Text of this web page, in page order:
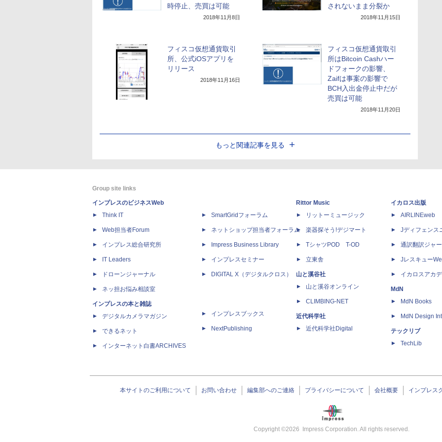
時停止、売買は可能
2018年11月8日
されないまま分裂か
2018年11月15日
フィスコ仮想通貨取引
所、公式iOSアプリを
リリース
2018年11月16日
フィスコ仮想通貨取引
所はBitcoin Cashハー
ドフォークの影響、
Zaifは事案の影響で
BCH入出金停止中だが
売買は可能
2018年11月20日
もっと関連記事を見る
Group site links
インプレスのビジネスWeb
Think IT
Web担当者Forum
インプレス総合研究所
IT Leaders
ドローンジャーナル
ネッ担お悩み相談室
インプレスの本と雑誌
デジタルカメラマガジン
できるネット
インターネット白書ARCHIVES
SmartGridフォーラム
ネットショップ担当者フォーラム
Impress Business Library
インプレスセミナー
DIGITAL X（デジタルクロス）
インプレスブックス
NextPublishing
Rittor Music
リットーミュージック
楽器探そう!デジマート
TシャツPOD T-OD
立東舎
山と溪谷社
山と溪谷オンライン
CLIMBING-NET
近代科学社
近代科学社Digital
イカロス出版
AIRLINEweb
Jディフェンス
通訳翻訳ジャ
Jレスキュー
イカロスアカ
MdN
MdN Books
MdN Design
テックリブ
TechLib
本サイトのご利用について お問い合わせ 編集部へのご連絡 プライバシーについて 会社概要 インプレス
Copyright ©2026 Impress Corporation. All rights reserved.